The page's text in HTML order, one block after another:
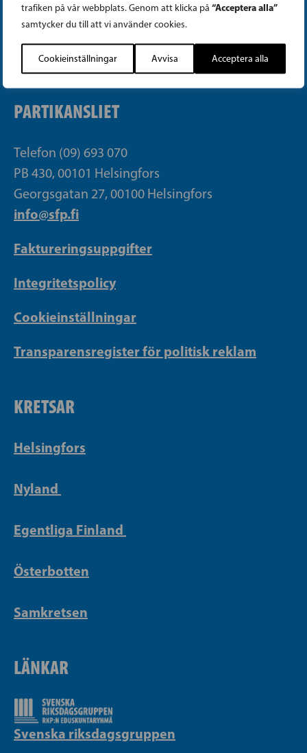
trafiken på vår webbplats. Genom att klicka på “Acceptera alla”
samtycker du till att vi använder cookies.
Cookieinställningar Avvisa Acceptera alla
Facebook
Tiktok
PARTIKANSLIET
Telefon (09) 693 070
PB 430, 00101 Helsingfors
Georgsgatan 27, 00100 Helsingfors
info@sfp.fi
Faktureringsuppgifter
Integritetspolicy
Cookieinställningar
Transparensregister för politisk reklam
KRETSAR
Helsingfors
Nyland
Egentliga Finland
Österbotten
Samkretsen
LÄNKAR
Svenska riksdagsgruppen